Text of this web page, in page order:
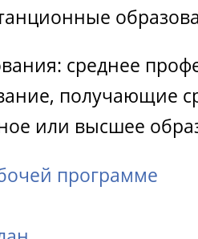
среднее
получающие
или высшее
программе